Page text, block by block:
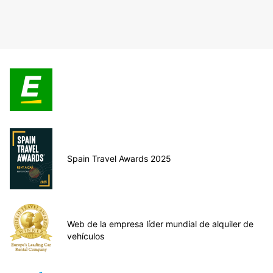
Spain Travel Awards 2025
Web de la empresa líder mundial de alquiler de
vehículos